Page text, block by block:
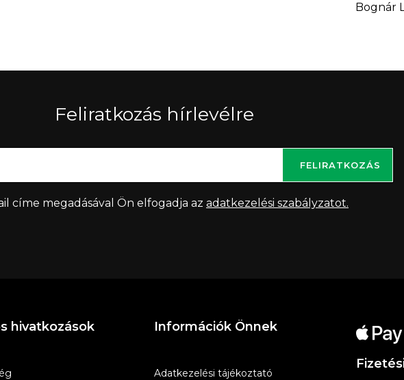
Bognár
Feliratkozás hírlevélre
címe megadásával Ön elfogadja az adatkezelési szabályzatot.
FELIRATKOZÁS
hivatkozások Információk Önnek
Adatkezelési tájékoztató